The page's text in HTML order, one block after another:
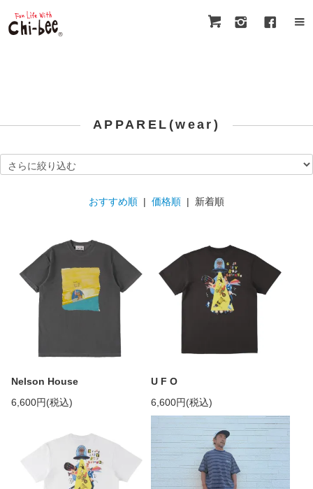
APPAREL(wear)
おすすめ順 | 価格順 | 新着順
Nelson House
6,600円(税込)
U F O
6,600円(税込)